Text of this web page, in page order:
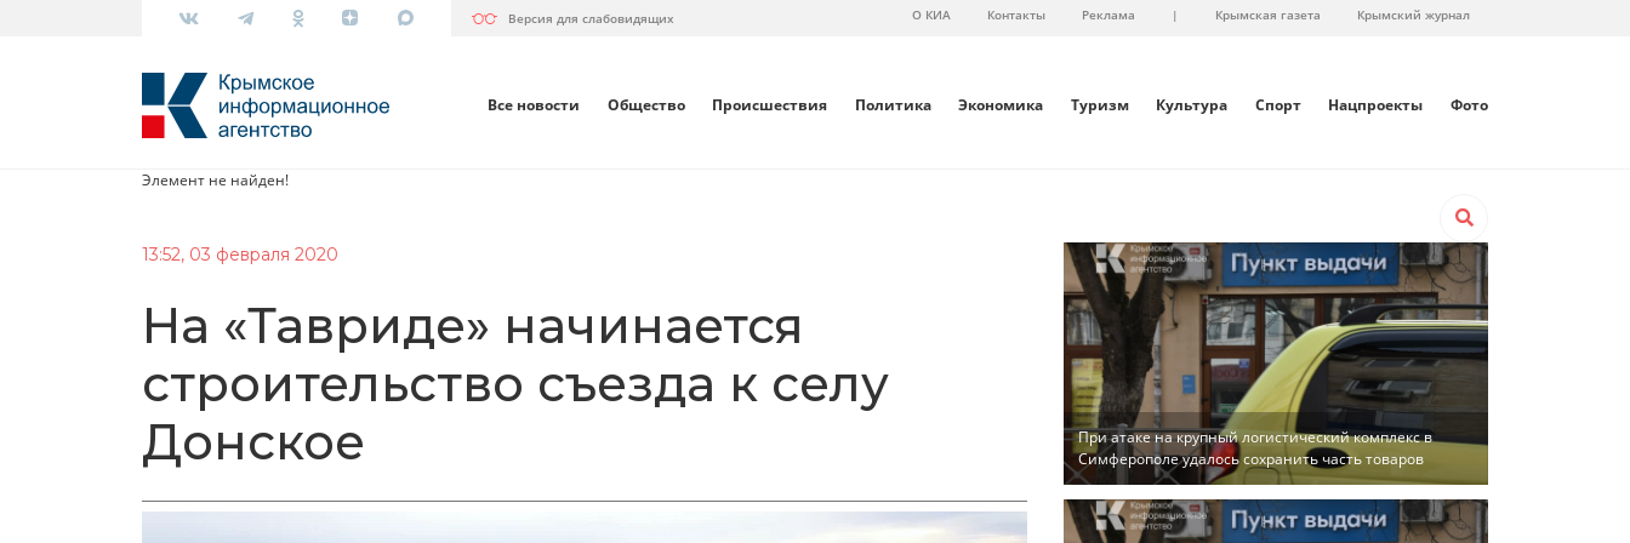
Версия для слабовидящих О КИА Контакты Реклама | Крымская газета Крымский журнал
Все новости Общество Происшествия Политика Экономика Туризм Культура Спорт Нацпроекты Фото
Элемент не найден!
13:52, 03 февраля 2020
На «Тавриде» начинается
строительство съезда к селу
Донское
При атаке на крупный логистический комплекс в
Симферополе удалось сохранить часть товаров